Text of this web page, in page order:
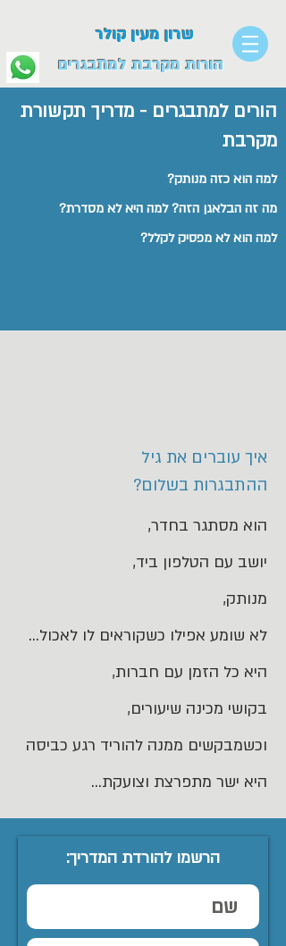
הורות מקרבת למתבגרים
שרון מעין קולר
הורים למתבגרים - מדריך תקשורת
מקרבת
למה הוא כזה מנותק?
מה זה הבלאגן הזה? למה היא לא מסדרת?
למה הוא לא מפסיק לקלל?
איך עוברים את גיל
ההתבגרות בשלום?
הוא מסתגר בחדר,
יושב עם הטלפון ביד,
מנותק,
לא שומע אפילו כשקוראים לו לאכול...
היא כל הזמן עם חברות,
בקושי מכינה שיעורים,
וכשמבקשים ממנה להוריד רגע כביסה
היא ישר מתפרצת וצועקת...
הרשמו להורדת המדריך: